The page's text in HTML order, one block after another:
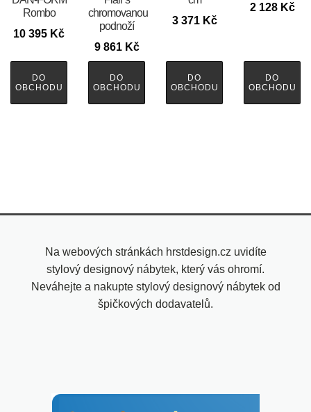
Rombo
10 395 Kč
DO
OBCHODU
chromovanou
podnoží
9 861 Kč
DO
OBCHODU
3 371 Kč
DO
OBCHODU
2 128 Kč
DO
OBCHODU
Na webových stránkách hrstdesign.cz uvidíte
stylový designový nábytek, který vás ohromí.
Neváhejte a nakupte stylový designový nábytek od
špičkových dodavatelů.